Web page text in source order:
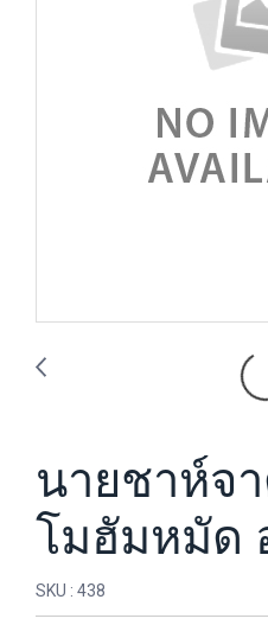
นายชาห์จ
โมฮัมหมัด
SKU : 438